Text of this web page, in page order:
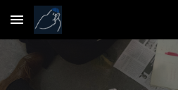
Skip to main content